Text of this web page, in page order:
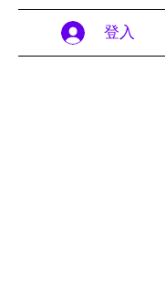
登入